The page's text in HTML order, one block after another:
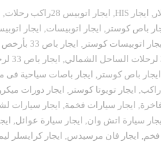
, ايجار HIS , ايجار اتوبيس 28راكب رحلات ,
باص كوستر , ايجار اتوبيسات, ايجار
ايجار اتوبيسات كوستر , ايجار باص 33 بأرخص سعر في مصر
, ايجار باص 33 لرحلات مرسي علم
ايجار باص كوستر , ايجار باصات سياحية فى
, ايجار تويوتا كوستر , ايجار دورات
, ايجار سيارات فخمة, ايجار سيارات
ايجار سيارة اتش وان, ايجار سيارة عوائل,
فخم, ايجار فان مرسيدس, ايجار كرايسلر